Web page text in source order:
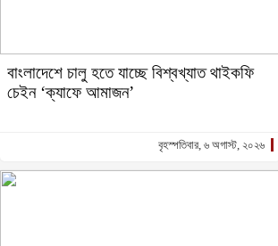
বাংলাদেশে চালু হতে যাচ্ছে বিশ্বখ্যাত থাইকফি
চেইন ‘ক্যাফে আমাজন’
বৃহস্পতিবার, ৬ অগাস্ট, ২০২৬